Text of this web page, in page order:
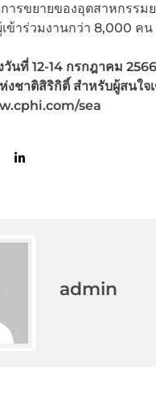
ารขยายของอุตสาหกรรม
เข้าร่วมงานกว่า 8,000 ค
นที่ 12-14 กรกฎาคม
ชาติสิริกิติ์ สำหรับผู้สนใจ
sea
admin